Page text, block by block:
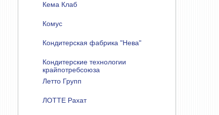
Кема Клаб
Комус
Кондитерская фабрика "Нева"
Кондитерские технологии
крайпотребсоюза
Летто Групп
ЛОТТЕ Рахат